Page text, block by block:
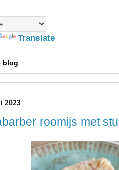
Translate
blog
2023
roomijs met